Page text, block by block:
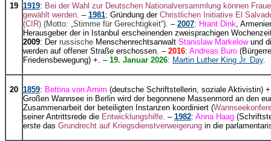
19 1919: Bei der Wahl zur Deutschen Nationalversammlung können
gewählt werden . – 1981: Gründung der Christlichen Initiative El
(CIR) (Motto: „Stimme für Gerechtigkeit“). – 2007: Hrant Dink ,
Herausgeber der in Istanbul erscheinenden zweisprachigen
2009: Der russische Menschenrechtsanwalt Stanislaw Markelowund
werden auf offener Straße erschossen. – 2016: Andreas Buro
Friedensbewegung) +. – 19. Januar 2026: Martin Luther King Jr. Day.
20 1859: Bettina von Arnim (deutsche Schriftstellerin, soziale Aktivistin)
Großen Wannsee in Berlin wird der begonnene Massenmord an den
Zusammenarbeit der beteiligten Instanzen koordiniert (
seiner Antrittsrede die Entwicklungshilfe . – 1982: Anna Haag
erste das Grundrecht auf Kriegsdienstverweigerung in die